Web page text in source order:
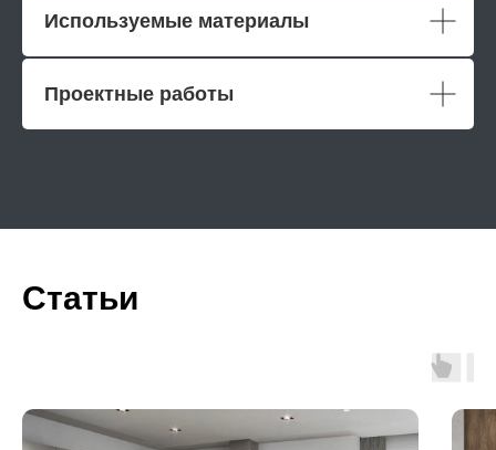
Используемые материалы
Проектные работы
Статьи